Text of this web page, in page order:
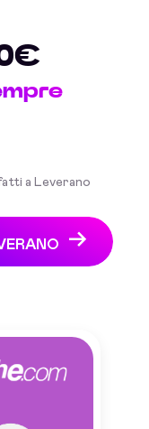
a Leverano